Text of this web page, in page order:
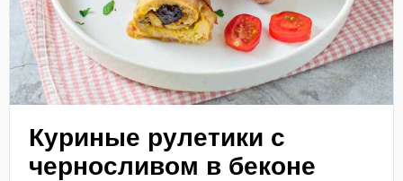
Куриные рулетики с
черносливом в беконе